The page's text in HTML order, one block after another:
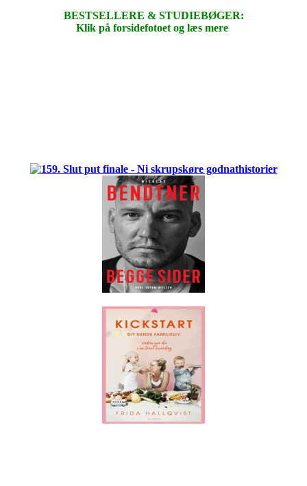
BESTSELLERE & STUDIEBØGER:
Klik på forsidefotoet og læs mere